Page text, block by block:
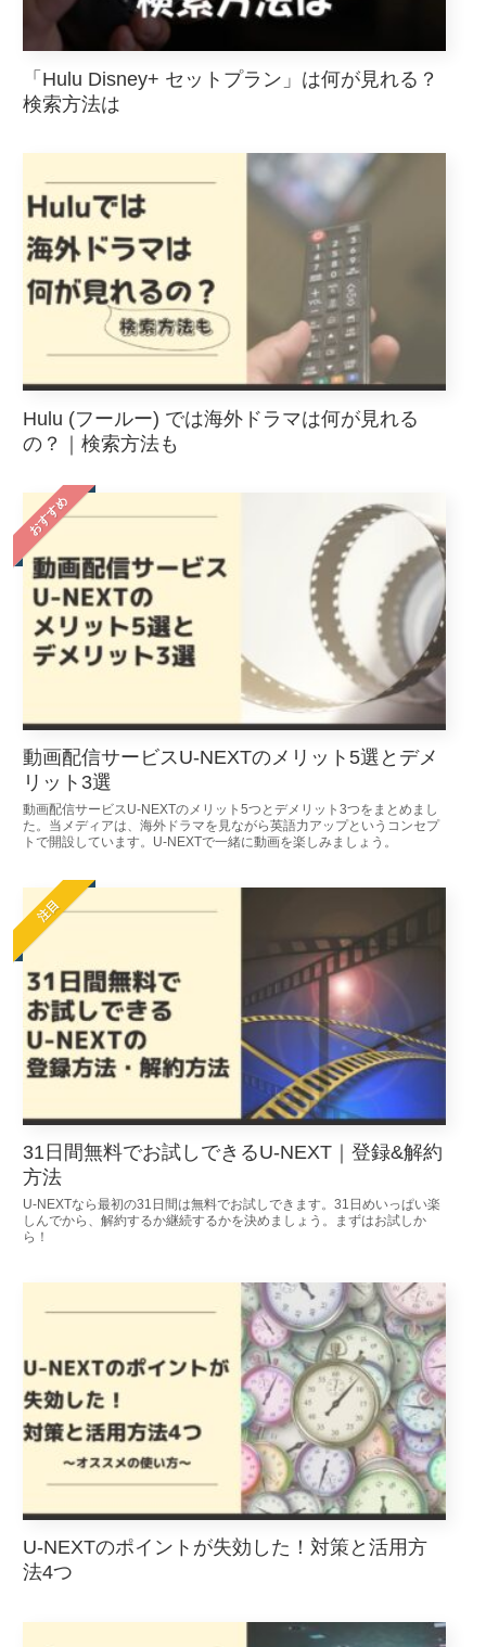
「Hulu Disney+ セットプラン」は何が見れる？
検索方法は
Hulu (フールー) では海外ドラマは何が見れる
の？｜検索方法も
おすすめ
動画配信サービスU-NEXTのメリット5選とデメ
リット3選
動画配信サービスU-NEXTのメリット5つとデメリット3つをまとめまし
た。当メディアは、海外ドラマを見ながら英語力アップというコンセプ
トで開設しています。U-NEXTで一緒に動画を楽しみましょう。
注目
31日間無料でお試しできるU-NEXT｜登録&解約
方法
U-NEXTなら最初の31日間は無料でお試しできます。31日めいっぱい楽
しんでから、解約するか継続するかを決めましょう。まずはお試しか
ら！
U-NEXTのポイントが失効した！対策と活用方
法4つ